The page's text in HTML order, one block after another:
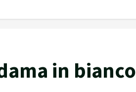
in bianco